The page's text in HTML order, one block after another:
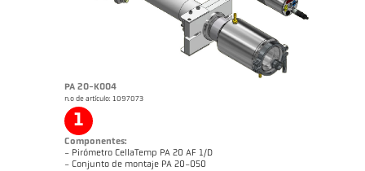
PA 20-K004
n.o de artículo: 1097073
1
Componentes:
- Pirómetro CellaTemp PA 20 AF 1/D
- Conjunto de montaje PA 20-050